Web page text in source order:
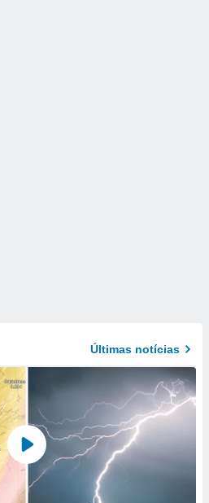
Últimas notícias